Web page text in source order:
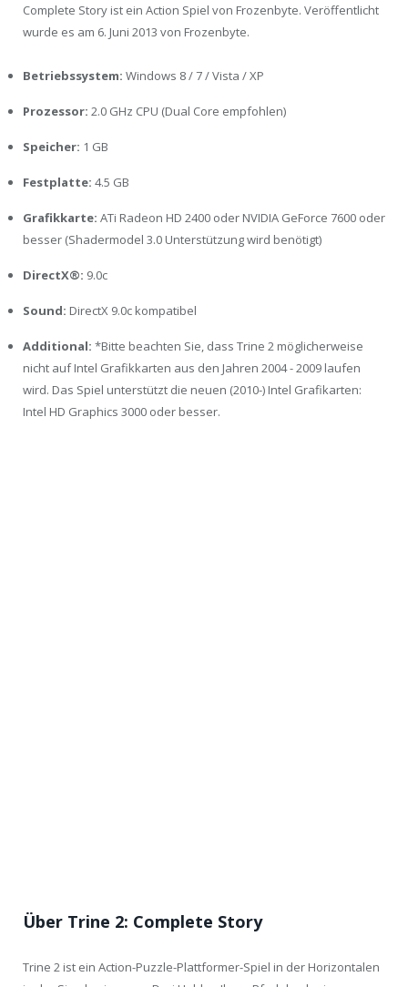
Complete Story ist ein Action Spiel von Frozenbyte. Veröffentlicht
wurde es am 6. Juni 2013 von Frozenbyte.
Betriebssystem: Windows 8 / 7 / Vista / XP
Prozessor: 2.0 GHz CPU (Dual Core empfohlen)
Speicher: 1 GB
Festplatte: 4.5 GB
Grafikkarte: ATi Radeon HD 2400 oder NVIDIA GeForce 7600 oder
besser (Shadermodel 3.0 Unterstützung wird benötigt)
DirectX®: 9.0c
Sound: DirectX 9.0c kompatibel
Additional: *Bitte beachten Sie, dass Trine 2 möglicherweise
nicht auf Intel Grafikkarten aus den Jahren 2004 - 2009 laufen
wird. Das Spiel unterstützt die neuen (2010-) Intel Grafikarten:
Intel HD Graphics 3000 oder besser.
Über Trine 2: Complete Story
Trine 2 ist ein Action-Puzzle-Plattformer-Spiel in der Horizontalen